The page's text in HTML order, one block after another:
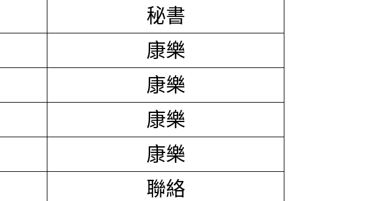
秘書
康樂
康樂
康樂
康樂
聯絡